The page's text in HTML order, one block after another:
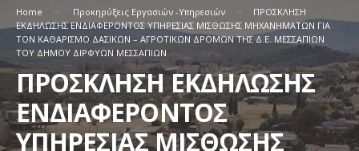
Home Προκηρύξεις Εργασιών -Υπηρεσιών
ΠΡΟΣΚΛΗΣΗ
ΕΚΔΗΛΩΣΗΣ ΕΝΔΙΑΦΕΡΟΝΤΟΣ ΥΠΗΡΕΣΙΑΣ ΜΙΣΘΩΣΗΣ ΜΗΧΑΝΗΜΑΤΩΝ ΓΙΑ
ΤΟΝ ΚΑΘΑΡΙΣΜΟ ΔΑΣΙΚΩΝ – ΑΓΡΟΤΙΚΩΝ ΔΡΟΜΩΝ ΤΗΣ Δ.Ε. ΜΕΣΣΑΠΙΩΝ
ΤΟΥ ΔΗΜΟΥ ΔΙΡΦΥΩΝ ΜΕΣΣΑΠΙΩΝ
ΠΡΟΣΚΛΗΣΗ ΕΚΔΗΛΩΣΗΣ
ΕΝΔΙΑΦΕΡΟΝΤΟΣ
ΥΠΗΡΕΣΙΑΣ ΜΙΣΘΩΣΗΣ